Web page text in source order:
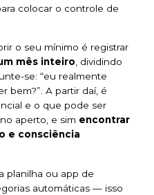
colocar o controle de
o seu mínimo é registrar
mês inteiro, dividindo
se: “eu realmente
bem?”. A partir daí, é
e o que pode ser
aperto, e sim encontrar
e consciência
planilha ou app de
automáticas — isso